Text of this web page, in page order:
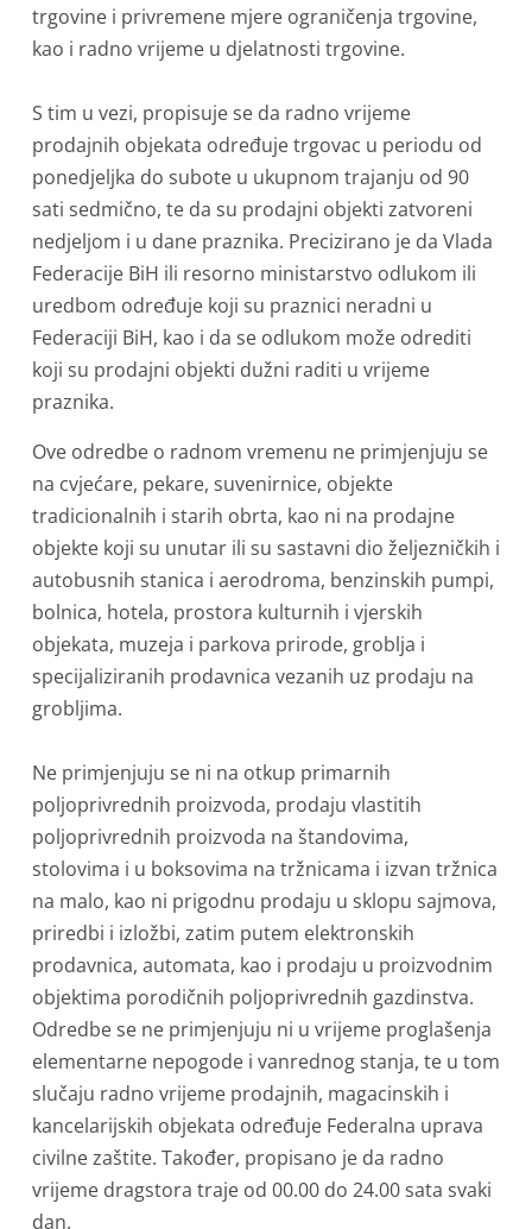
trgovine i privremene mjere ograničenja trgovine,
kao i radno vrijeme u djelatnosti trgovine.
S tim u vezi, propisuje se da radno vrijeme
prodajnih objekata određuje trgovac u periodu od
ponedjeljka do subote u ukupnom trajanju od 90
sati sedmično, te da su prodajni objekti zatvoreni
nedjeljom i u dane praznika. Precizirano je da Vlada
Federacije BiH ili resorno ministarstvo odlukom ili
uredbom određuje koji su praznici neradni u
Federaciji BiH, kao i da se odlukom može odrediti
koji su prodajni objekti dužni raditi u vrijeme
praznika.
Ove odredbe o radnom vremenu ne primjenjuju se
na cvjećare, pekare, suvenirnice, objekte
tradicionalnih i starih obrta, kao ni na prodajne
objekte koji su unutar ili su sastavni dio željezničkih i
autobusnih stanica i aerodroma, benzinskih pumpi,
bolnica, hotela, prostora kulturnih i vjerskih
objekata, muzeja i parkova prirode, groblja i
specijaliziranih prodavnica vezanih uz prodaju na
grobljima.
Ne primjenjuju se ni na otkup primarnih
poljoprivrednih proizvoda, prodaju vlastitih
poljoprivrednih proizvoda na štandovima,
stolovima i u boksovima na tržnicama i izvan tržnica
na malo, kao ni prigodnu prodaju u sklopu sajmova,
priredbi i izložbi, zatim putem elektronskih
prodavnica, automata, kao i prodaju u proizvodnim
objektima porodičnih poljoprivrednih gazdinstva.
Odredbe se ne primjenjuju ni u vrijeme proglašenja
elementarne nepogode i vanrednog stanja, te u tom
slučaju radno vrijeme prodajnih, magacinskih i
kancelarijskih objekata određuje Federalna uprava
civilne zaštite. Također, propisano je da radno
vrijeme dragstora traje od 00.00 do 24.00 sata svaki
dan.